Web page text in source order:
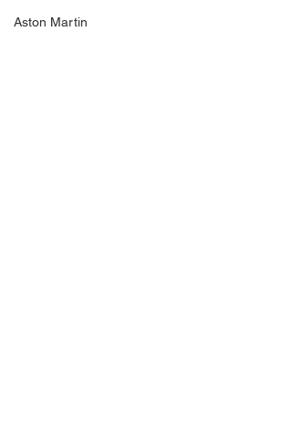
Aston Martin